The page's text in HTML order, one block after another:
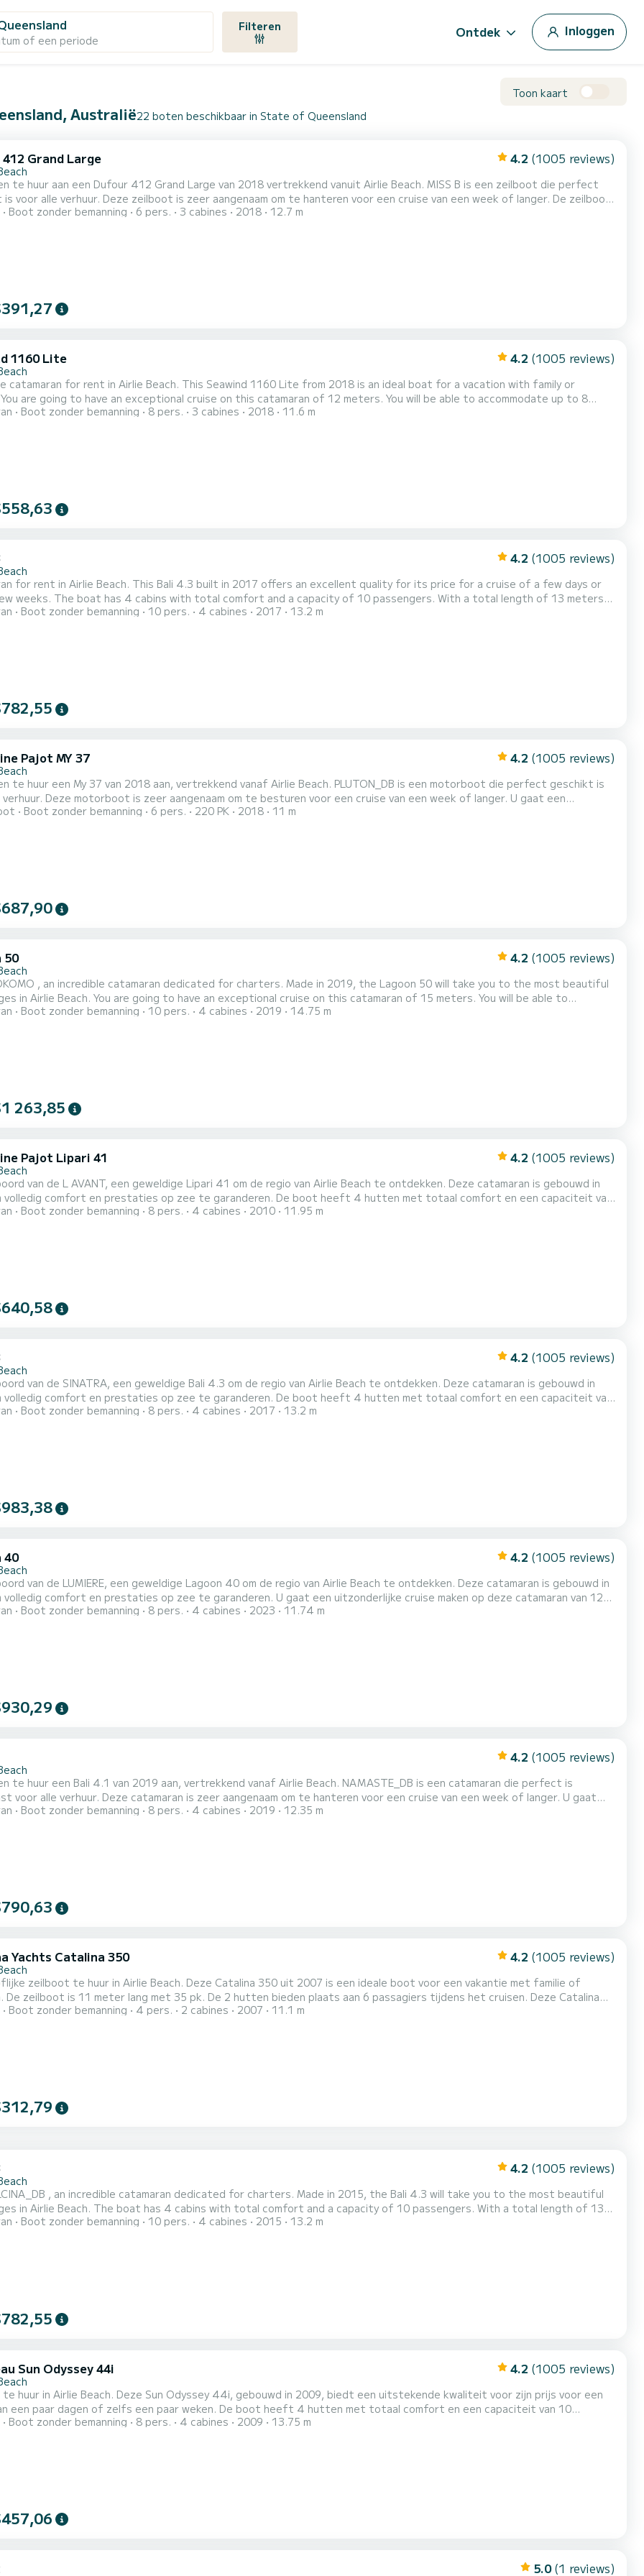
of een periode
Filteren Ontdek Inloggen
Toon kaart
Australië22 boten beschikbaar in State of Queensland
Grand Large 4.2 (1005 reviews)
te huur aan een Dufour 412 Grand Large van 2018 vertrekkend vanuit Airlie Beach. MISS B is een zeilboot die perfect
voor alle verhuur. Deze zeilboot is zeer aangenaam om te hanteren voor een cruise van een week of langer. De zeilboot
met 60 pk. De 3 hutten bieden plaats aan 8 passagiers tijdens het cruisen. Deze Dufour 412 Grand Large is
Boot zonder bemanning 6 pers. 3 cabines 2018 12.7 m
1160 Lite 4.2 (1005 reviews)
catamaran for rent in Airlie Beach. This Seawind 1160 Lite from 2018 is an ideal boat for a vacation with family or
are going to have an exceptional cruise on this catamaran of 12 meters. You will be able to accommodate up to 8
when cruising and take advantage of its 3 cabins with total comfort. Dit Seawind 1160 Lite is uitgerust met3 toilets
Boot zonder bemanning 8 pers. 3 cabines 2018 11.6 m
4.2 (1005 reviews)
for rent in Airlie Beach. This Bali 4.3 built in 2017 offers an excellent quality for its price for a cruise of a few days or
a capacity of 10 passengers. With a total length of 13 meters
it will be your best friend when spending extraordinary holidays on the waters of Airlie Beach Voor uw
Boot zonder bemanning 10 pers. 4 cabines 2017 13.2 m
Pajot MY 37 4.2 (1005 reviews)
te huur een My 37 van 2018 aan, vertrekkend vanaf Airlie Beach. PLUTON_DB is een motorboot die perfect geschikt is
Deze motorboot is zeer aangenaam om te besturen voor een cruise van een week of langer. U gaat een
cruise beleven op deze motorboot van 11 meter. U kunt maximaal 6 passagiers onderbrengen tijdens het cruisen en
Boot zonder bemanning 6 pers. 220 PK 2018 11 m
50 4.2 (1005 reviews)
, an incredible catamaran dedicated for charters. Made in 2019, the Lagoon 50 will take you to the most beautiful
to have an exceptional cruise on this catamaran of 15 meters. You will be able to
up to 10 passengers when cruising and take advantage of its 4 cabins with total comfort. Dit Lagoon 50 is
Boot zonder bemanning 10 pers. 4 cabines 2019 14.75 m
263,85
Pajot Lipari 41 4.2 (1005 reviews)
van de L AVANT, een geweldige Lipari 41 om de regio van Airlie Beach te ontdekken. Deze catamaran is gebouwd in
comfort en prestaties op zee te garanderen. De boot heeft 4 hutten met totaal comfort en een capaciteit van
Met een totale lengte van 12 meter en 60 pk, zal het uw beste vriend zijn tijdens het doorbrengen van
Boot zonder bemanning 8 pers. 4 cabines 2010 11.95 m
4.2 (1005 reviews)
van de SINATRA, een geweldige Bali 4.3 om de regio van Airlie Beach te ontdekken. Deze catamaran is gebouwd in
comfort en prestaties op zee te garanderen. De boot heeft 4 hutten met totaal comfort en een capaciteit van
Met een totale lengte van 13 meter en 110 pk, zal het uw beste vriend zijn bij het doorbrengen van buitengewone
Boot zonder bemanning 8 pers. 4 cabines 2017 13.2 m
40 4.2 (1005 reviews)
van de LUMIERE, een geweldige Lagoon 40 om de regio van Airlie Beach te ontdekken. Deze catamaran is gebouwd in
en prestaties op zee te garanderen. U gaat een uitzonderlijke cruise maken op deze catamaran van 12
maximaal 10 passagiers ontvangen tijdens de cruise en profiteren van de 4 hutten met totaal comfort. Voor uw
Boot zonder bemanning 8 pers. 4 cabines 2023 11.74 m
4.2 (1005 reviews)
te huur een Bali 4.1 van 2019 aan, vertrekkend vanaf Airlie Beach. NAMASTE_DB is een catamaran die perfect is
voor alle verhuur. Deze catamaran is zeer aangenaam om te hanteren voor een cruise van een week of langer. U gaat
cruise beleven op deze catamaran van 12 meter. U kunt maximaal 10 passagiers onderbrengen tijdens het
Boot zonder bemanning 8 pers. 4 cabines 2019 12.35 m
Yachts Catalina 350 4.2 (1005 reviews)
zeilboot te huur in Airlie Beach. Deze Catalina 350 uit 2007 is een ideale boot voor een vakantie met familie of
met douche. Deze boot is uitgerust met een half gelat groot zeil en een rolgenua. Het heeft de
Boot zonder bemanning 4 pers. 2 cabines 2007 11.1 m
4.2 (1005 reviews)
, an incredible catamaran dedicated for charters. Made in 2015, the Bali 4.3 will take you to the most beautiful
in Airlie Beach. The boat has 4 cabins with total comfort and a capacity of 10 passengers. With a total length of 13
100 horsepower, it will be your best friend when spending extraordinary holidays on the waters of Airlie Beach Deze
Boot zonder bemanning 10 pers. 4 cabines 2015 13.2 m
Sun Odyssey 44i 4.2 (1005 reviews)
huur in Airlie Beach. Deze Sun Odyssey 44i, gebouwd in 2009, biedt een uitstekende kwaliteit voor zijn prijs voor een
dagen of zelfs een paar weken. De boot heeft 4 hutten met totaal comfort en een capaciteit van 10
Met een totale lengte van 14 meter en 54 pk, zal het uw beste vriend zijn bij het doorbrengen van buitengewone
Boot zonder bemanning 8 pers. 4 cabines 2009 13.75 m
5.0 (1 reviews)